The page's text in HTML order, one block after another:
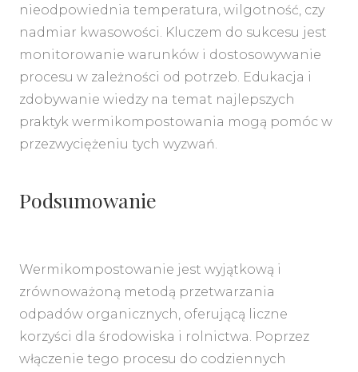
nieodpowiednia temperatura, wilgotność, czy
nadmiar kwasowości. Kluczem do sukcesu jest
monitorowanie warunków i dostosowywanie
procesu w zależności od potrzeb. Edukacja i
zdobywanie wiedzy na temat najlepszych
praktyk wermikompostowania mogą pomóc w
przezwyciężeniu tych wyzwań.
Podsumowanie
Wermikompostowanie jest wyjątkową i
zrównoważoną metodą przetwarzania
odpadów organicznych, oferującą liczne
korzyści dla środowiska i rolnictwa. Poprzez
włączenie tego procesu do codziennych